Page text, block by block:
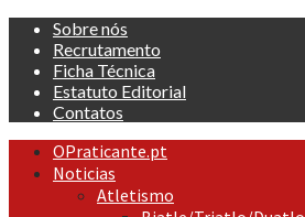
Skip
content
Sobre nós
Recrutamento
Ficha Técnica
Estatuto Editorial
Contatos
Primary
Menu
OPraticante.pt
Noticias
Atletismo